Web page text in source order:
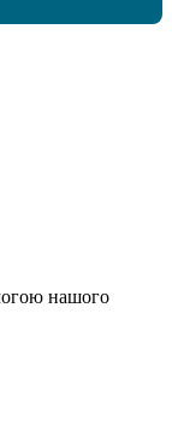
нашого